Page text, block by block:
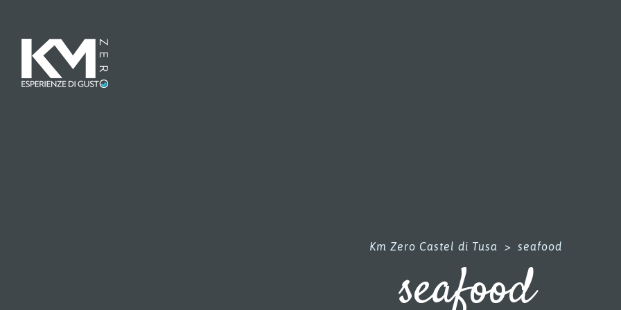
Km Zero Castel di Tusa > seafood
seafood